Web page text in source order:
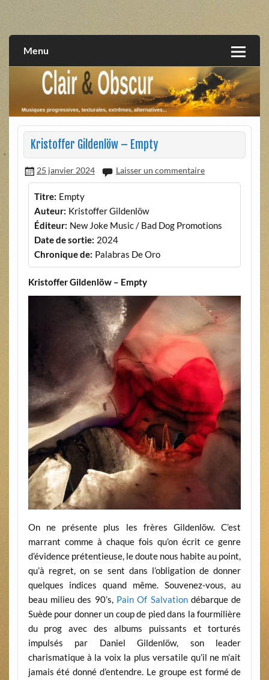
extrêmes, alternatives, texturales
Menu
Kristoffer Gildenlöw – Empty
25 janvier 2024 Laisser un commentaire
Titre: Empty
Auteur: Kristoffer Gildenlöw
Éditeur: New Joke Music / Bad Dog Promotions
Date de sortie: 2024
Chronique de: Palabras De Oro
Kristoffer Gildenlöw – Empty
On ne présente plus les frères Gildenlöw. C’est
marrant comme à chaque fois qu’on écrit ce genre
d’évidence prétentieuse, le doute nous habite au point,
qu’à regret, on se sent dans l’obligation de donner
quelques indices quand même. Souvenez-vous, au
beau milieu des 90’s, Pain Of Salvationdébarque de
Suède pour donner un coup de pied dans la fourmilière
du prog avec des albums puissants et torturés
impulsés par Daniel Gildenlöw, son leader
charismatique à la voix la plus versatile qu’il ne m’ait
jamais été donné d’entendre. Le groupe est formé de